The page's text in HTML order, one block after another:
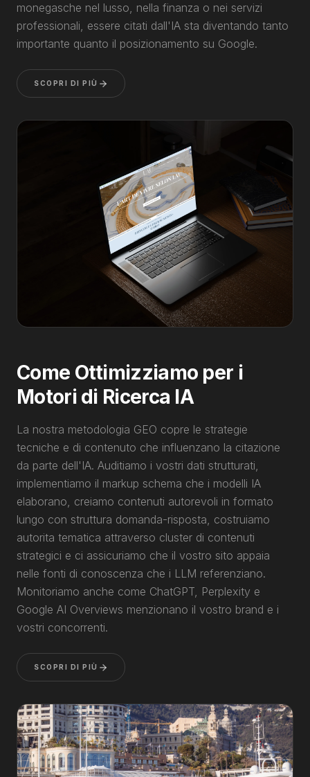
monegasche nel lusso, nella finanza o nei servizi
professionali, essere citati dall'IA sta diventando tanto
importante quanto il posizionamento su Google.
SCOPRI DI PIÙ
Come Ottimizziamo per i
Motori di Ricerca IA
La nostra metodologia GEO copre le strategie
tecniche e di contenuto che influenzano la citazione
da parte dell'IA. Auditiamo i vostri dati strutturati,
implementiamo il markup schema che i modelli IA
elaborano, creiamo contenuti autorevoli in formato
lungo con struttura domanda-risposta, costruiamo
autorita tematica attraverso cluster di contenuti
strategici e ci assicuriamo che il vostro sito appaia
nelle fonti di conoscenza che i LLM referenziano.
Monitoriamo anche come ChatGPT, Perplexity e
Google AI Overviews menzionano il vostro brand e i
vostri concorrenti.
SCOPRI DI PIÙ